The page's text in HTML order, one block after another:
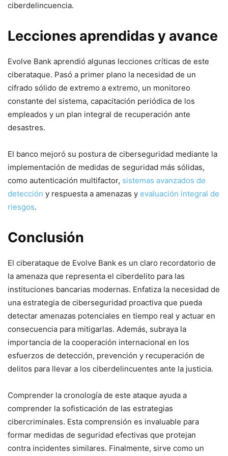
ciberdelincuencia.
Lecciones aprendidas ‍y avance
Evolve Bank aprendió‌ algunas‌ lecciones críticas de este
ciberataque. Pasó a primer plano la necesidad de un
cifrado sólido de extremo a extremo, un monitoreo
constante del sistema, capacitación periódica ​de los
empleados y un plan​ integral de recuperación ante
desastres.
El banco mejoró⁢ su ​postura de ciberseguridad mediante la
implementación de medidas de seguridad más sólidas,⁤
como ‌autenticación⁤ multifactor, sistemas avanzados de
detección y respuesta a amenazas y evaluación integral de
riesgos.
Conclusión
El ciberataque de Evolve Bank es un ​claro recordatorio de
la amenaza que representa ‍el ciberdelito para las
instituciones bancarias modernas. Enfatiza la necesidad ⁢de
una estrategia de ciberseguridad proactiva que pueda
detectar amenazas potenciales en tiempo real y ‍actuar en
consecuencia para mitigarlas. ​Además, subraya la
importancia de la cooperación internacional en los
esfuerzos de detección, prevención y recuperación de
delitos para llevar a los⁤ ciberdelincuentes ante la justicia.
Comprender la cronología de ‍este ⁣ataque ayuda a
comprender la sofisticación de las estrategias
cibercriminales. ⁢Esta comprensión es invaluable para
formar medidas de seguridad efectivas que protejan
contra incidentes similares. Finalmente, sirve como un